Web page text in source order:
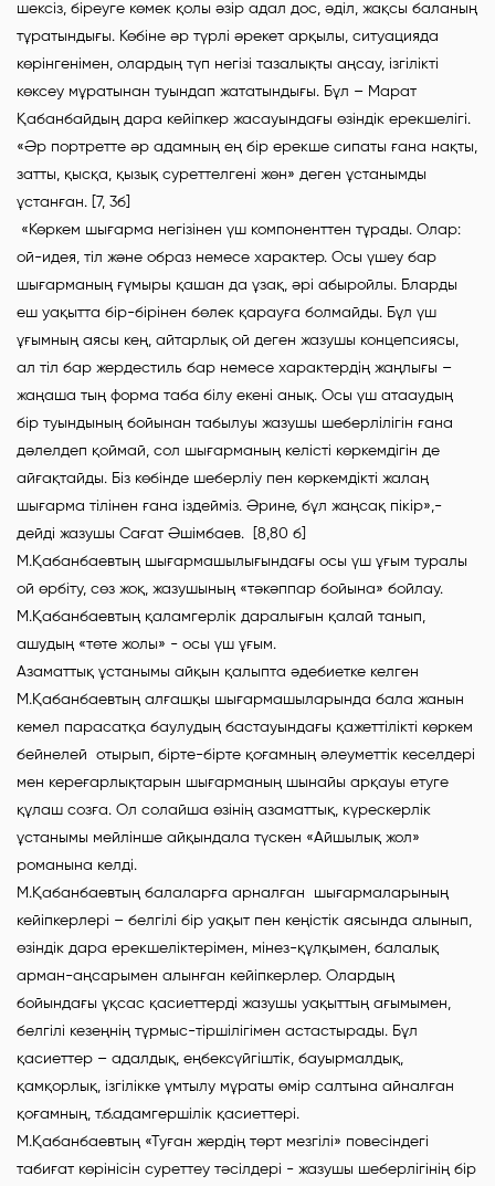
шексіз, біреуге көмек қолы әзір адал дос, әділ, жақсы баланың
тұратындығы. Көбіне әр түрлі әрекет арқылы, ситуацияда
көрінгенімен, олардың түп негізі тазалықты аңсау, ізгілікті
көксеу мұратынан туындап жататындығы. Бұл – Марат
Қабанбайдың дара кейіпкер жасауындағы өзіндік ерекшелігі.
«Әр портретте әр адамның ең бір ерекше сипаты ғана нақты,
затты, қысқа, қызық суреттелгені жөн» деген ұстанымды
ұстанған. [7, 3б]
«Көркем шығарма негізінен үш компоненттен тұрады. Олар:
ой-идея, тіл және образ немесе характер. Осы үшеу бар
шығарманың ғұмыры қашан да ұзақ, әрі абыройлы. Бларды
еш уақытта бір-бірінен бөлек қарауға болмайды. Бұл үш
ұғымның аясы кең, айтарлық ой деген жазушы концепсиясы,
ал тіл бар жердестиль бар немесе характердің жаңлығы –
жаңаша тың форма таба білу екені анық. Осы үш атааудың
бір туындының бойынан табылуы жазушы шеберлілігін ғана
дәлелдеп қоймай, сол шығарманың келісті көркемдігін де
айғақтайды. Біз көбінде шеберліу пен көркемдікті жалаң
шығарма тілінен ғана іздейміз. Әрине, бұл жаңсақ пікір»,-
дейді жазушы Сағат Әшімбаев. [8,80 б]
М.Қабанбаевтың шығармашылығындағы осы үш ұғым туралы
ой өрбіту, сөз жоқ, жазушының «тәкәппар бойына» бойлау.
М.Қабанбаевтың қаламгерлік даралығын қалай танып,
ашудың «төте жолы» - осы үш ұғым.
Азаматтық ұстанымы айқын қалыпта әдебиетке келген
М.Қабанбаевтың алғашқы шығармашыларында бала жанын
кемел парасатқа баулудың бастауындағы қажеттілікті көркем
бейнелей отырып, бірте-бірте қоғамның әлеуметтік кеселдері
мен кереғарлықтарын шығарманың шынайы арқауы етуге
құлаш созға. Ол солайша өзінің азаматтық, күрескерлік
ұстанымы мейлінше айқындала түскен «Айшылық жол»
романына келді.
М.Қабанбаевтың балаларға арналған шығармаларының
кейіпкерлері – белгілі бір уақыт пен кеңістік аясында алынып,
өзіндік дара ерекшеліктерімен, мінез-құлқымен, балалық
арман-аңсарымен алынған кейіпкерлер. Олардың
бойындағы ұқсас қасиеттерді жазушы уақыттың ағымымен,
белгілі кезеңнің тұрмыс-тіршілігімен астастырады. Бұл
қасиеттер – адалдық, еңбексүйгіштік, бауырмалдық,
қамқорлық, ізгілікке ұмтылу мұраты өмір салтына айналған
қоғамның, т.б.адамгершілік қасиеттері.
М.Қабанбаевтың «Туған жердің төрт мезгілі» повесіндегі
табиғат көрінісін суреттеу тәсілдері - жазушы шеберлігінің бір